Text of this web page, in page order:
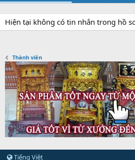
Hiện tại không có tin nhắn trong hồ
Thành viên
Tiếng Việt